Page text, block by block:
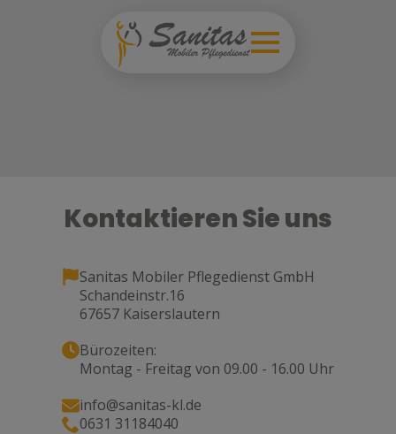
Kontaktieren Sie uns
Sanitas Mobiler Pflegedienst GmbH
Schandeinstr.16
67657 Kaiserslautern
Bürozeiten:
Montag - Freitag von 09.00 - 16.00 Uhr
info@sanitas-kl.de
0631 31184040